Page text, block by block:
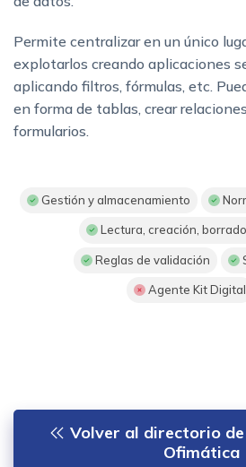
Permite centralizar en un único
explotarlos creando aplicaciones
aplicando filtros, fórmulas, etc.
en forma de tablas, crear
formularios.
Gestión y almacenamiento
Lectura, creación,
Reglas de validación
Agente Kit Digital
Volver al directorio de
Ofimática